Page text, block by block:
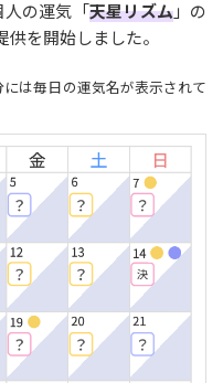
人の運気「天星リズム」の
を開始しました。
は毎日の運気名が表示されて